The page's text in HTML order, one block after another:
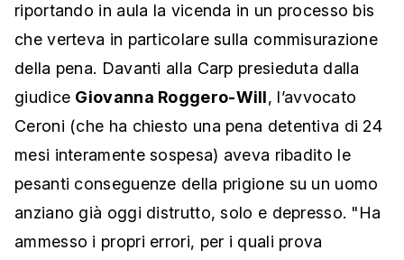
riportando in aula la vicenda in un processo bis
che verteva in particolare sulla commisurazione
della pena. Davanti alla Carp presieduta dalla
giudice Giovanna Roggero-Will, l’avvocato
Ceroni (che ha chiesto una pena detentiva di 24
mesi interamente sospesa) aveva ribadito le
pesanti conseguenze della prigione su un uomo
anziano già oggi distrutto, solo e depresso. "Ha
ammesso i propri errori, per i quali prova